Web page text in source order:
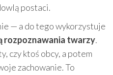
postaci.
— a do tego wykorzystuje
rozpoznawania twarzy.
czy ktoś obcy, a potem
zachowanie. To